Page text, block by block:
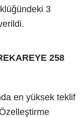
3
258
en yüksek teklif